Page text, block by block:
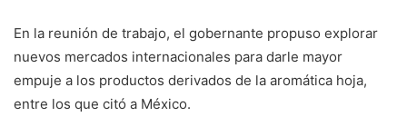
En la reunión de trabajo, el gobernante propuso explorar
nuevos mercados internacionales para darle mayor
empuje a los productos derivados de la aromática hoja,
entre los que citó a México.